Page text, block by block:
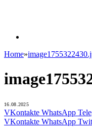
Home»
16.08.2025
VKontakte WhatsApp
VKontakte WhatsApp